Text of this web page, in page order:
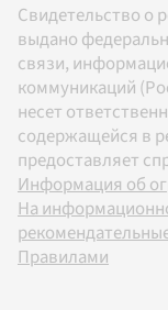
Свидетельство о
выдано
связи,
коммуникаций
несет
содержащейся в
предоставляет
Информация об
На
Правилами